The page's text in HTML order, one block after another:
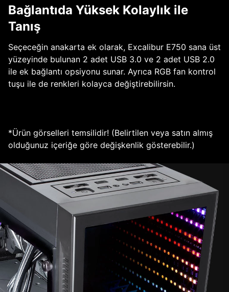
Bağlantıda Yüksek Kolaylık ile
Tanış
Seçeceğin anakarta ek olarak, Excalibur E750 sana üst
yüzeyinde bulunan 2 adet USB 3.0 ve 2 adet USB 2.0
ile ek bağlantı opsiyonu sunar. Ayrıca RGB fan kontrol
tuşu ile de renkleri kolayca değiştirebilirsin.
*Ürün görselleri temsilidir! (Belirtilen veya satın almış
olduğunuz içeriğe göre değişkenlik gösterebilir.)